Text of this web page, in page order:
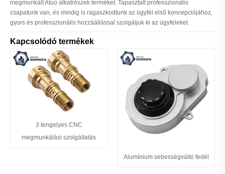
megmunkált Atuo alkatrészek terméket. Tapasztalt professzionális
csapatunk van, és mindig is ragaszkodtunk az ügyfél első koncepciójához,
gyors és professzionális hozzáállással szolgáljuk ki az ügyfeleket.
Kapcsolódó termékek
3 tengelyes CNC
megmunkálási szolgáltatás
Alumínium sebességváltó fedél